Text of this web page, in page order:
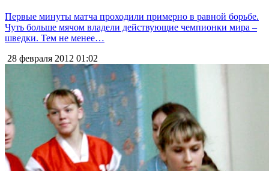
Первые минуты матча проходили примерно в равной борьбе.
Чуть больше мячом владели действующие чемпионки мира –
шведки. Тем не менее…
28 февраля 2012 01:02